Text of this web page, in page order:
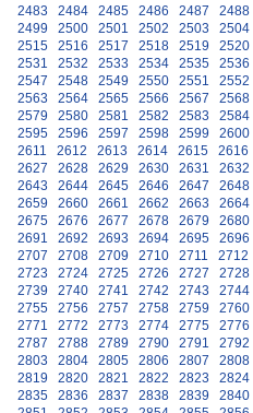
2483
2484 2485 2486 2487 2488
2499
2500 2501 2502 2503 2504
2515
2516 2517 2518 2519 2520
2531
2532 2533 2534 2535 2536
2547
2548 2549 2550 2551 2552
2563
2564 2565 2566 2567 2568
2579
2580 2581 2582 2583 2584
2595
2596 2597 2598 2599 2600
2611
2612 2613 2614 2615 2616
2627
2628 2629 2630 2631 2632
2643
2644 2645 2646 2647 2648
2659
2660 2661 2662 2663 2664
2675
2676 2677 2678 2679 2680
2691
2692 2693 2694 2695 2696
2707
2708 2709 2710 2711 2712
2723
2724 2725 2726 2727 2728
2739
2740 2741 2742 2743 2744
2755
2756 2757 2758 2759 2760
2771
2772 2773 2774 2775 2776
2787
2788 2789 2790 2791 2792
2803
2804 2805 2806 2807 2808
2819
2820 2821 2822 2823 2824
2835
2836 2837 2838 2839 2840